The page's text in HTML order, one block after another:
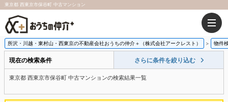
東京都 西東京市保谷町 中古マンション
所沢・川越・東村山・西東京の不動産会社おうちの仲介＋（株式会社アークレスト） 物件
現在の検索条件 さらに条件を絞り込む
東京都 西東京市保谷町 中古マンションの検索結果一覧